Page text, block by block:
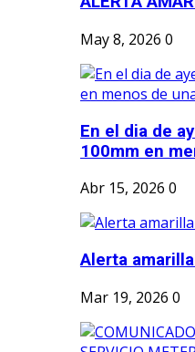
May 8, 2026 0
En el dia de
100mm en
Abr 15, 2026 0
Alerta
Mar 19, 2026 0